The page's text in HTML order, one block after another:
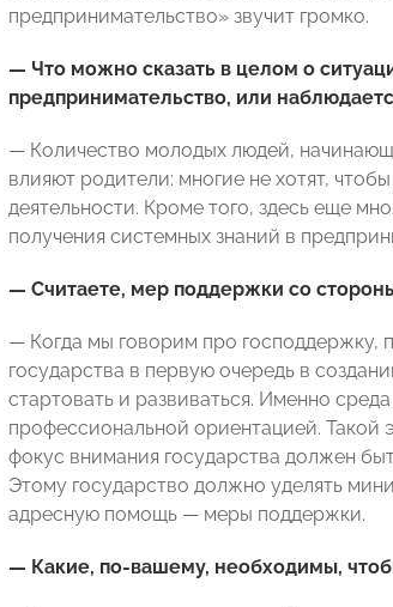
предпринимательство» звучит громко.
— Что можно сказать в целом о
предпринимательство, или
— Количество молодых людей,
влияют родители: многие не хотят,
деятельности. Кроме того, здесь еще
получения системных знаний в
— Считаете, мер поддержки со
— Когда мы говорим про господдержку,
государства в первую очередь в
стартовать и развиваться. Именно
профессиональной ориентацией.
фокус внимания государства должен
Этому государство должно уделять
адресную помощь — меры поддержки.
— Какие, по-вашему, необходимы,